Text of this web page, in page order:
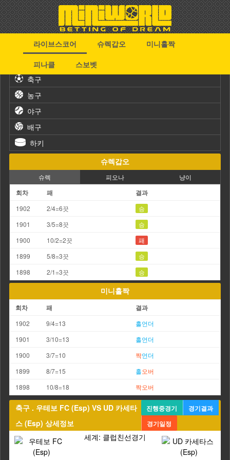
라이브스코어 슈렉갑오
미니홀짝
피나클
스보벳
축구
농구
야구
배구
하키
슈렉갑오
슈렉 피오나 냥이
회차 패 결과
1902 2/4=6끗
승
1901
3/5=8끗
승
1900
10/2=2끗
패
1899
5/8=3끗
승
1898
2/1=3끗 승
미니홀짝
회차 패 결과
1902 9/4=13 홀언더
1901
3/10=13 홀언더
1900
3/7=10 짝언더
1899
8/7=15 홀오버
1898
10/8=18 짝오버
축구 . 우테보 FC (Esp) VS UD 카세타
스 (Esp) 상세정보
진행중경기
경기결과
경기일정
세계: 클럽친선경기